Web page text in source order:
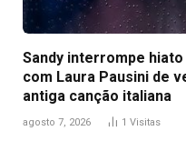
Sandy interrompe
com Laura Pausini de
antiga canção italiana
agosto 7, 2026 1 Visitas